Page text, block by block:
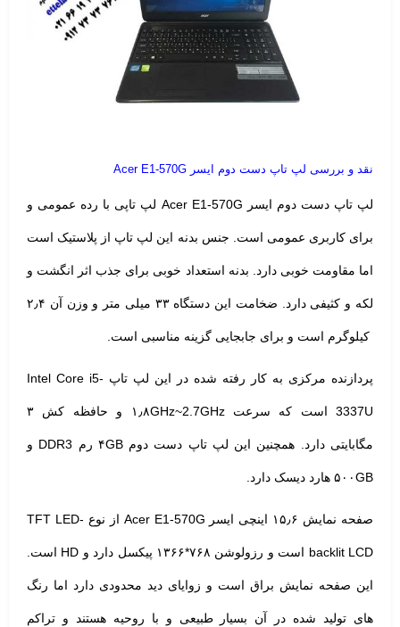
نقد و بررسی لپ تاپ دست دوم ایسر Acer E1-570G
لپ تاپ دست دوم ایسر Acer E1-570G لپ تاپی با رده عمومی و
برای کاربری عمومی است. جنس بدنه این لپ تاپ از پلاستیک است
اما مقاومت خوبی دارد. بدنه استعداد خوبی برای جذب اثر انگشت و
لکه و کثیفی دارد. ضخامت این دستگاه ۳۳ میلی متر و وزن آن ۲٫۴
کیلوگرم است و برای جابجایی گزینه مناسبی است.
پردازنده مرکزی به کار رفته شده در این لپ تاپ Intel Core i5-
3337U است که سرعت ۱٫۸GHz~2.7GHz و حافظه کش ۳
مگابایتی دارد. همچنین این لپ تاپ دست دوم ۴GB رم DDR3 و
۵۰۰GB هارد دیسک دارد.
صفحه نمایش ۱۵٫۶ اینچی ایسر Acer E1-570G از نوع TFT LED-
backlit LCD است و رزولوشن ۷۶۸*۱۳۶۶ پیکسل دارد و HD است.
این صفحه نمایش براق است و زوایای دید محدودی دارد اما رنگ
های تولید شده در آن بسیار طبیعی و با روحیه هستند و تراکم